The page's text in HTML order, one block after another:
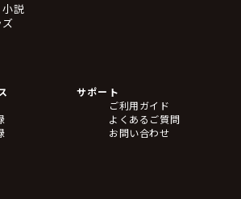
説
サポート
ご利用ガイド
よくあるご質問
お問い合わせ